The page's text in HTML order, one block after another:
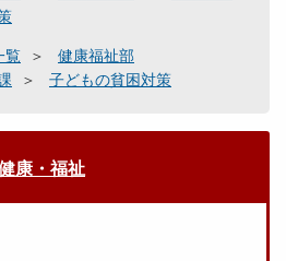
覧
健康福祉部
子どもの貧困対策
康・福祉